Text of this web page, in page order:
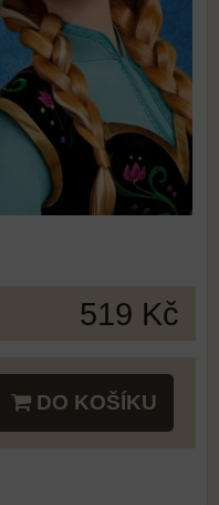
519 Kč
DO KOŠÍKU